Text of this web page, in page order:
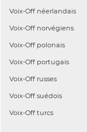
Voix-Off néerlandais
Voix-Off norvégiens
Voix-Off polonais
Voix-Off portugais
Voix-Off russes
Voix-Off suédois
Voix-Off turcs